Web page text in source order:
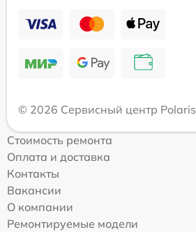
© 2026 Сервисный центр Polaris
Стоимость ремонта
Оплата и доставка
Контакты
Вакансии
О компании
Ремонтируемые модели